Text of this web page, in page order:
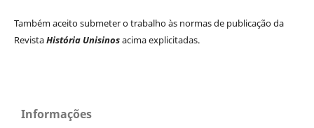
Também aceito submeter o trabalho às normas de publicação da
RevistaHistória Unisinosacima explicitadas.
Informações